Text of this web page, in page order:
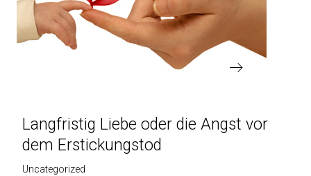
Nächster
Beitrag
Langfristig Liebe oder die Angst vor
dem Erstickungstod
Uncategorized